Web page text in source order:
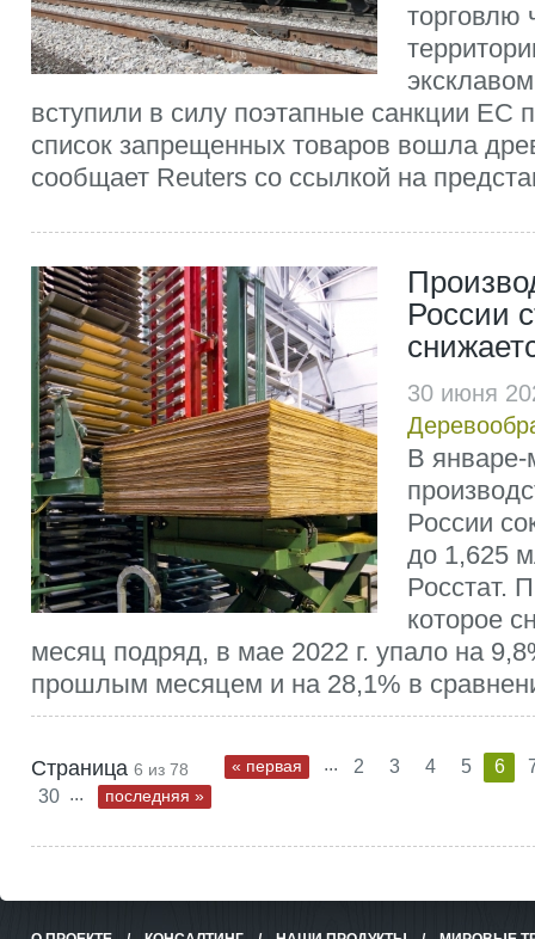
торговлю
вступили в силу поэтапные санкции ЕС
список запрещенных товаров вошла
сообщает Reuters со ссылкой на
России
30 июня
В январе-
России
до 1,625
Росстат.
которое
месяц подряд, в мае 2022 г. упало на
прошлым месяцем и на 28,1% в
Страница 6 из 78 « первая ... 2 3 4 5 6
30 ... последняя »